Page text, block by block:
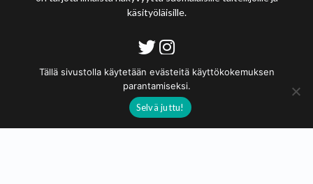
käsityöläisille.
Tietosuojaseloste
© 2020 - 2026
Tällä sivustolla käytetään evästeitä käyttökokemuksen
parantamiseksi.
Selvä juttu!